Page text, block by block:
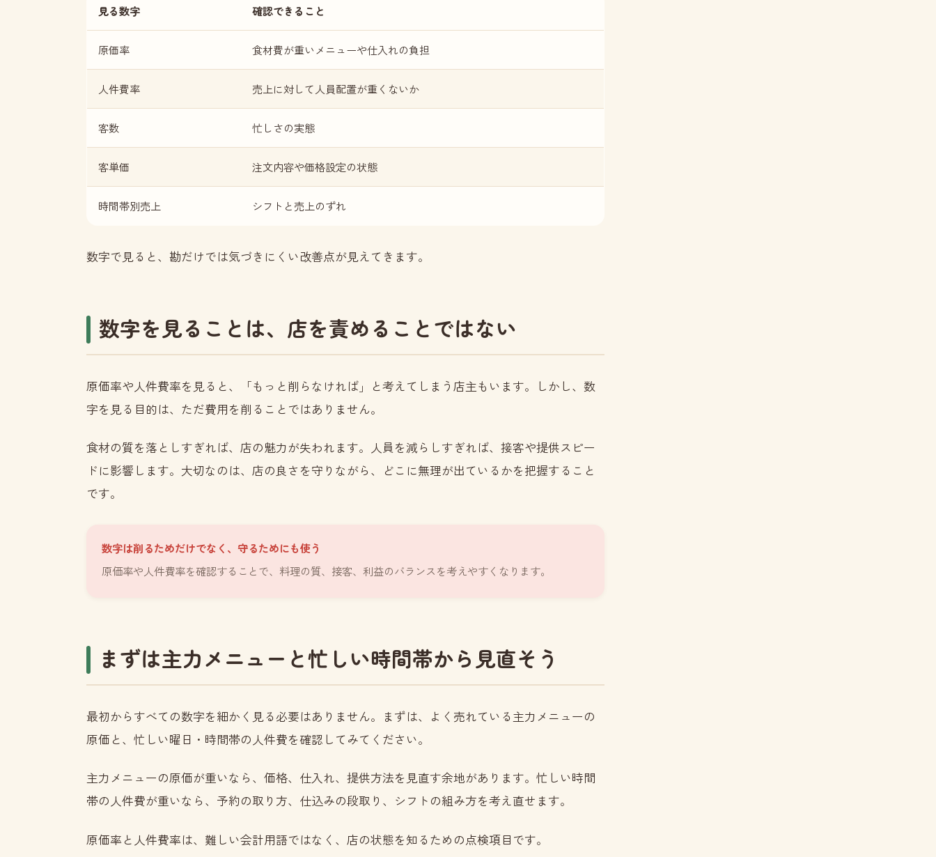
見る数字 確認できること
原価率 食材費が重いメニューや仕入れの負担
人件費率 売上に対して人員配置が重くないか
客数 忙しさの実態
客単価 注文内容や価格設定の状態
時間帯別売上 シフトと売上のずれ
数字で見ると、勘だけでは気づきにくい改善点が見えてきます。
数字を見ることは、店を責めることではない
原価率や人件費率を見ると、「もっと削らなければ」と考えてしまう店主もいます。しかし、数
字を見る目的は、ただ費用を削ることではありません。
食材の質を落としすぎれば、店の魅力が失われます。人員を減らしすぎれば、接客や提供スピー
ドに影響します。大切なのは、店の良さを守りながら、どこに無理が出ているかを把握すること
です。
数字は削るためだけでなく、守るためにも使う
原価率や人件費率を確認することで、料理の質、接客、利益のバランスを考えやすくなります。
まずは主力メニューと忙しい時間帯から見直そう
最初からすべての数字を細かく見る必要はありません。まずは、よく売れている主力メニューの
原価と、忙しい曜日・時間帯の人件費を確認してみてください。
主力メニューの原価が重いなら、価格、仕入れ、提供方法を見直す余地があります。忙しい時間
帯の人件費が重いなら、予約の取り方、仕込みの段取り、シフトの組み方を考え直せます。
原価率と人件費率は、難しい会計用語ではなく、店の状態を知るための点検項目です。